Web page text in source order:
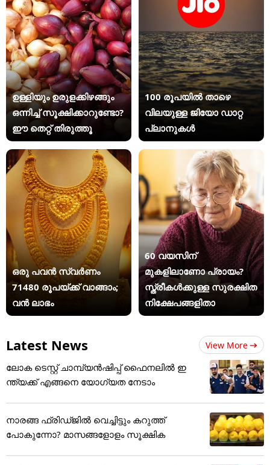
ഉള്ളിയും ഉരുളക്കിഴങ്ങും
ഒന്നിച്ച് സൂക്ഷിക്കാറുണ്ടോ?
ഈ തെറ്റ് തിരുത്തൂ
100 രൂപയിൽ താഴെ
വിലയുള്ള ജിയോ ഡാറ്റ
പ്ലാനുകൾ
ഒരു പവൻ സ്വർണം
71480 രൂപയ്ക്ക് വാങ്ങാം;
വൻ ലാഭം
60 വയസിന്
മുകളിലാണോ പ്രായം?
സ്ത്രീകള്‍ക്കുള്ള സുരക്ഷിത
നിക്ഷേപങ്ങളിതാ
Latest News View More
ലോക ടെസ്റ്റ് ചാമ്പ്യൻഷിപ്പ് ഫൈനലിൽ ഇ
ന്ത്യക്ക് എങ്ങനെ യോഗ്യത നേടാം
നാരങ്ങ ഫ്രിഡ്ജിൽ വെച്ചിട്ടും കറുത്ത്
പോകുന്നോ? മാസങ്ങളോളം സൂക്ഷിക